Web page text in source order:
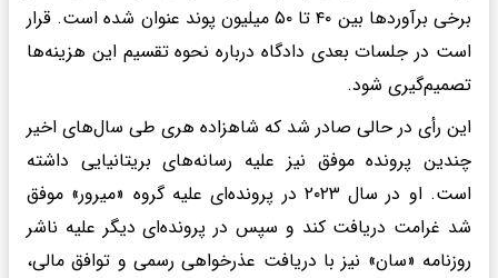
برخی برآوردها بین ۴۰ تا ۵۰ میلیون پوند عنوان شده است. قرار
است در جلسات بعدی دادگاه درباره نحوه تقسیم این هزینه‌ها
تصمیم‌گیری شود.
این رأی در حالی صادر شد که شاهزاده هری طی سال‌های اخیر
چندین پرونده موفق نیز علیه رسانه‌های بریتانیایی داشته
است. او در سال ۲۰۲۳ در پرونده‌ای علیه گروه «میرور» موفق
شد غرامت دریافت کند و سپس در پرونده‌ای دیگر علیه ناشر
روزنامه «سان» نیز با دریافت عذرخواهی رسمی و توافق مالی،